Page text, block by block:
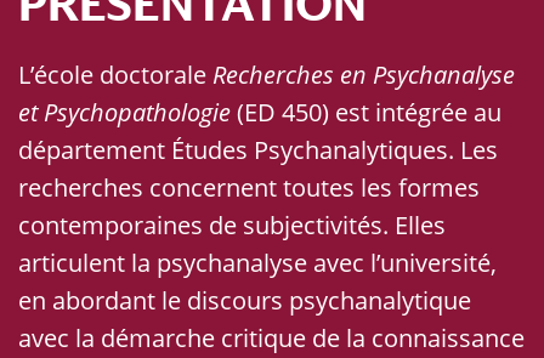
L’école doctorale Recherches en Psychanalyse
et Psychopathologie(ED 450) est intégrée au
département Études Psychanalytiques. Les
recherches concernent toutes les formes
contemporaines de subjectivités. Elles
articulent la psychanalyse avec l’université,
en abordant le discours psychanalytique
avec la démarche critique de la connaissance